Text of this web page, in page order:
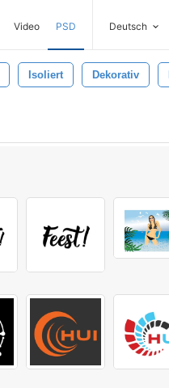
Video PSD Deutsch
Isoliert Dekorativ